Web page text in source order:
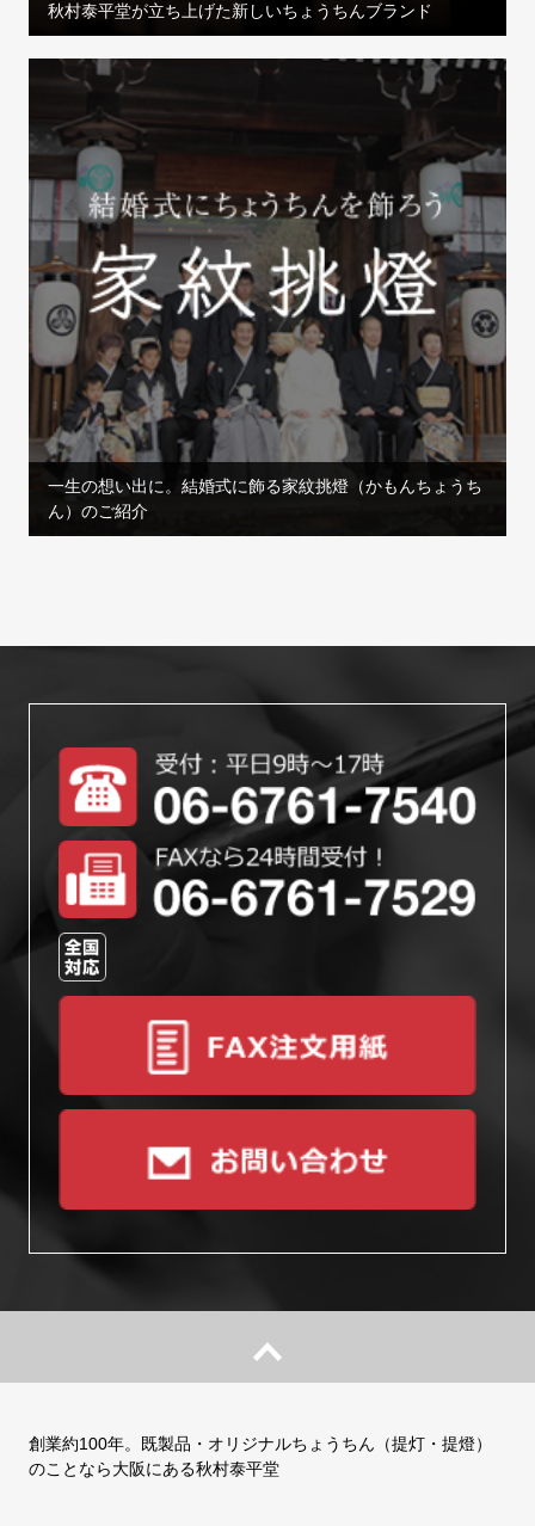
秋村泰平堂が立ち上げた新しいちょうちんブランド
一生の想い出に。結婚式に飾る家紋挑燈（かもんちょうち
ん）のご紹介
創業約100年。既製品・オリジナルちょうちん（提灯・提燈）
のことなら大阪にある秋村泰平堂